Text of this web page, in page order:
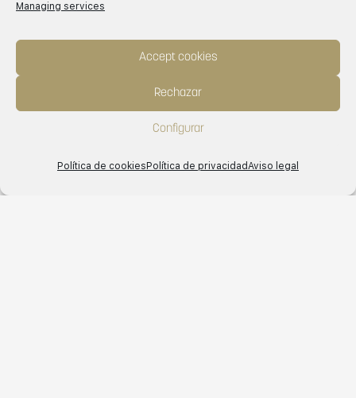
Managing services
Accept cookies
Rechazar
Configurar
Política de cookies Política de privacidadAviso legal
English Español